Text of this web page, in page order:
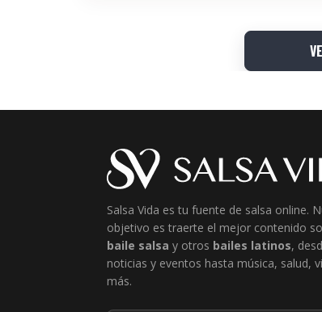
Salsa Vida es tu fuente de salsa online.
objetivo es traerte el mejor contenido
baile salsa y otros bailes latinos,
noticias y eventos hasta música, salud,
más.